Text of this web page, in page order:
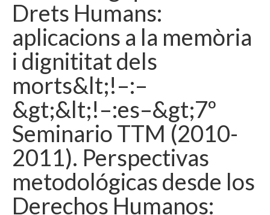
Contacto
Idioma:
Drets Humans:
aplicacions a la memòria
i dignititat dels
morts&lt;!–:–
&gt;&lt;!–:es–&gt;7º
Seminario TTM (2010-
2011). Perspectivas
metodológicas desde los
Derechos Humanos: